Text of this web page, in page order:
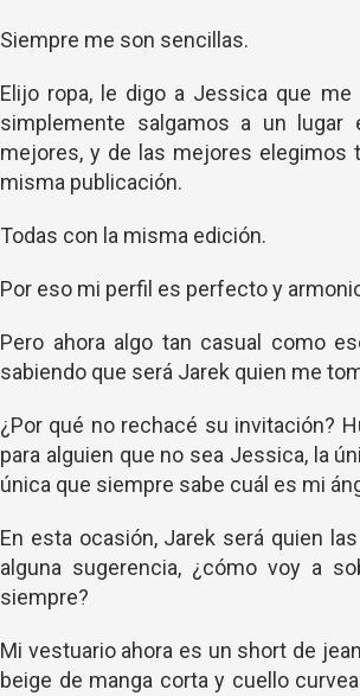
Siempre me son sencillas.
Elijo ropa, le digo a Jessica que
simplemente salgamos a un
mejores, y de las mejores elegimos
misma publicación.
Todas con la misma edición.
Por eso mi perfil es perfecto y
Pero ahora algo tan casual como
sabiendo que será Jarek quien me
¿Por qué no rechacé su invitación?
para alguien que no sea Jessica, la
única que siempre sabe cuál es mi
En esta ocasión, Jarek será quien
alguna sugerencia, ¿cómo voy a
siempre?
Mi vestuario ahora es un short de
beige de manga corta y cuello